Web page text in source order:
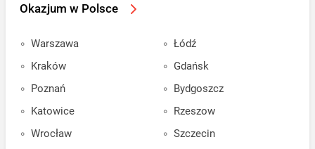
Okazjum w Polsce
Warszawa
Kraków
Poznań
Katowice
Wrocław
Łódź
Gdańsk
Bydgoszcz
Rzeszow
Szczecin